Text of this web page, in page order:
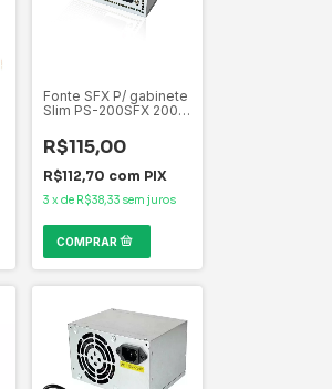
Fonte SFX P/ gabinete
Slim PS-200SFX 200W
cabo de força C3Tech
R$115,00
R$112,70 com PIX
3 x de R$38,33 sem juros